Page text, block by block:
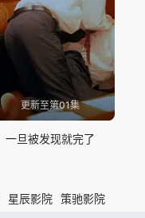
更新至第01集
一旦被发现就完了
星辰影院 策驰影院